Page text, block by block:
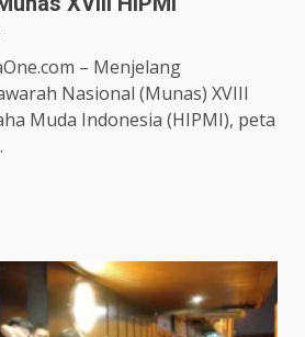
– Menjelang
Nasional (Munas) XVIII
Muda Indonesia (HIPMI), peta